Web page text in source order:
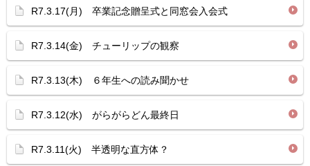
R7.3.17(月) 卒業記念贈呈式と同窓会入会式
R7.3.14(金) チューリップの観察
R7.3.13(木) ６年生への読み聞かせ
R7.3.12(水) がらがらどん最終日
R7.3.11(火) 半透明な直方体？